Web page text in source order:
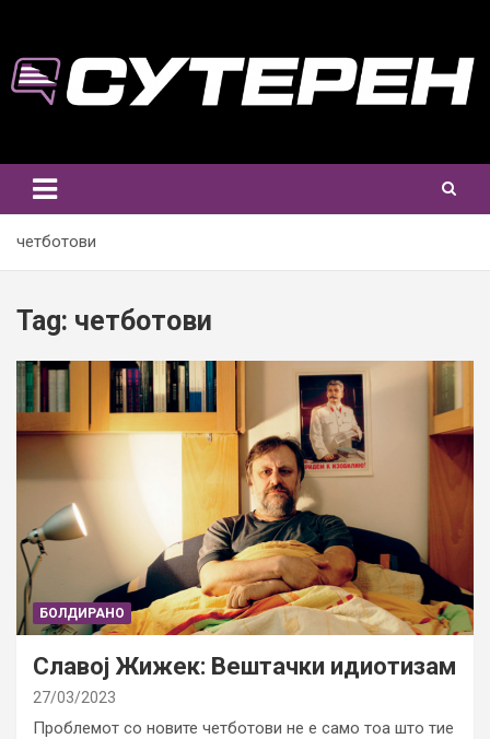
content
четботови
Tag: четботови
БОЛДИРАНО
Славој Жижек: Вештачки идиотизам
27/03/2023
Проблемот со новите четботови не е само тоа што тие